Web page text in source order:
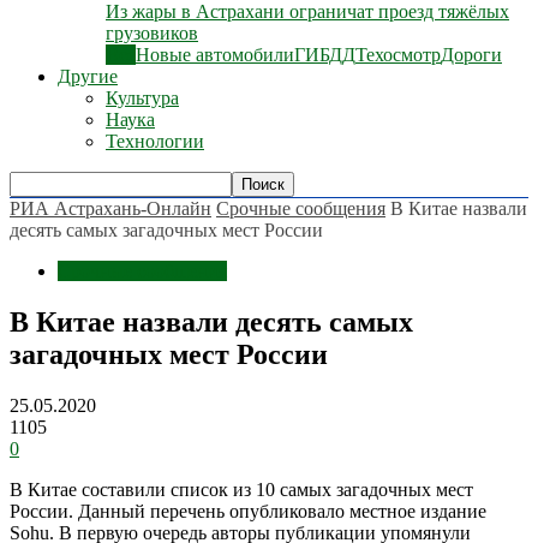
Из жары в Астрахани ограничат проезд тяжёлых
грузовиков
Новые автомобилиГИБДДТехосмотрДороги
Другие
Культура
Наука
Технологии
РИА Астрахань-Онлайн Срочные сообщения В Китае назвали
десять самых загадочных мест России
В Китае назвали десять самых
загадочных мест России
25.05.2020
1105
0
В Китае составили список из 10 самых загадочных мест
России. Данный перечень опубликовало местное издание
Sohu. В первую очередь авторы публикации упомянули